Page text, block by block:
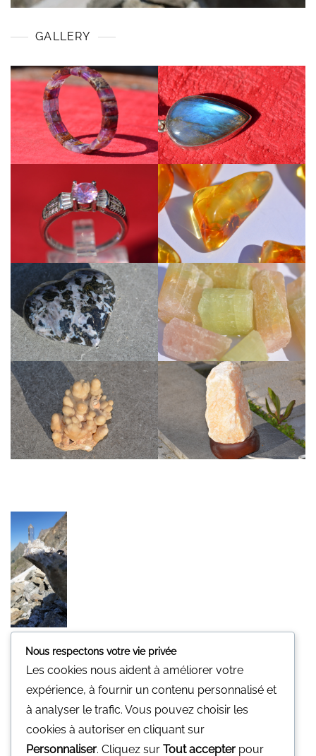
GALLERY
Minerali
Une pierre pour vous.
Nous n'avons pas de magasin physique
Vous pouvez nous contacter par mail
gp@minerali.beou au 0455.17.55.84
Nous respectons votre vie privée
Les cookies nous aident à améliorer votre
expérience, à fournir un contenu personnalisé et
à analyser le trafic. Vous pouvez choisir les
cookies à autoriser en cliquant sur
Personnaliser. Cliquez sur Tout accepter pour